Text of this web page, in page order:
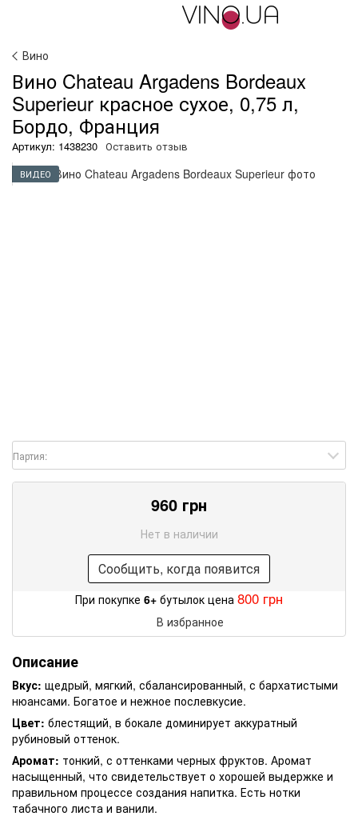
Вино
Вино Chateau Argadens Bordeaux
Superieur красное сухое, 0,75 л,
Бордо, Франция
Артикул: 1438230 Оставить отзыв
ВИДЕО
Партия:
960 грн
Нет в наличии
Сообщить, когда появится
При покупке 6+ бутылок цена 800 грн
В избранное
Описание
Вкус: щедрый, мягкий, сбалансированный, с бархатистыми
нюансами. Богатое и нежное послевкусие.
Цвет: блестящий, в бокале доминирует аккуратный
рубиновый оттенок.
Аромат: тонкий, с оттенками черных фруктов. Аромат
насыщенный, что свидетельствует о хорошей выдержке и
правильном процессе создания напитка. Есть нотки
табачного листа и ванили.